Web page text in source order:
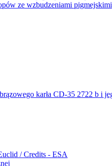
ze wzbudzeniami pigmejskimi